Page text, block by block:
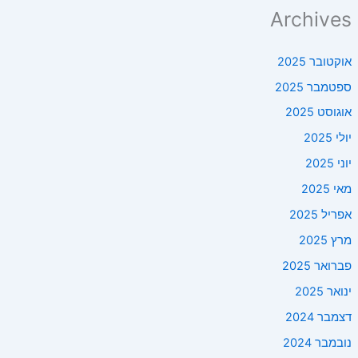
Archives
אוקטובר 2025
ספטמבר 2025
אוגוסט 2025
יולי 2025
יוני 2025
מאי 2025
אפריל 2025
מרץ 2025
פברואר 2025
ינואר 2025
דצמבר 2024
נובמבר 2024